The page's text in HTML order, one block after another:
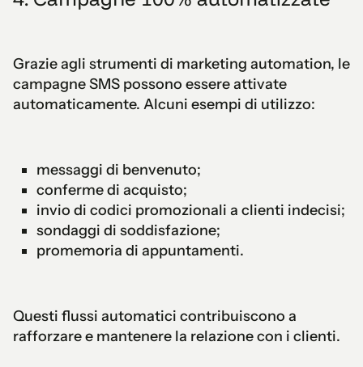
Grazie agli strumenti di marketing automation, le
campagne SMS possono essere attivate
automaticamente. Alcuni esempi di utilizzo:
messaggi di benvenuto;
conferme di acquisto;
invio di codici promozionali a clienti indecisi;
sondaggi di soddisfazione;
promemoria di appuntamenti.
Questi flussi automatici contribuiscono a
rafforzare e mantenere la relazione con i clienti.